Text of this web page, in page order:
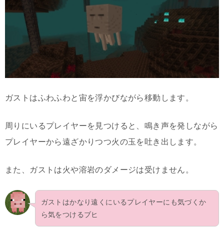
ガストはふわふわと宙を浮かびながら移動します。
周りにいるプレイヤーを見つけると、鳴き声を発しながら
プレイヤーから遠ざかりつつ火の玉を吐き出します。
また、ガストは火や溶岩のダメージは受けません。
ガストはかなり遠くにいるプレイヤーにも気づくか
ら気をつけるブヒ